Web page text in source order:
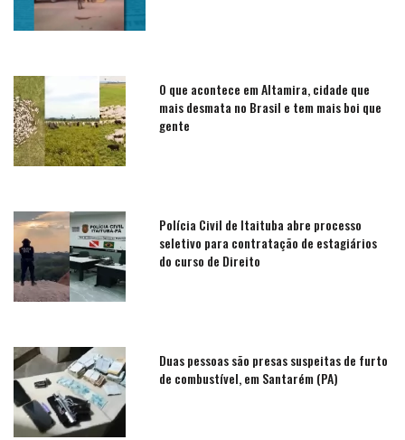
O que acontece em Altamira, cidade que
mais desmata no Brasil e tem mais boi que
gente
Polícia Civil de Itaituba abre processo
seletivo para contratação de estagiários
do curso de Direito
Duas pessoas são presas suspeitas de furto
de combustível, em Santarém (PA)